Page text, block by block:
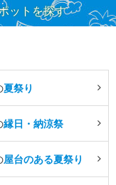
ットを探す
夏祭り
縁日・納涼祭
屋台のある夏祭り